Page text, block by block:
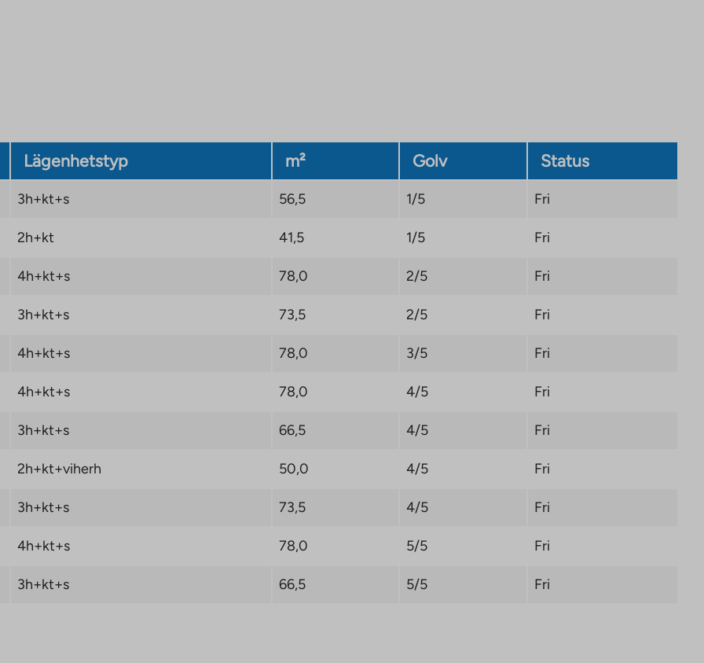
klubi
takes
to
Lägenhetstyp m² Golv Status
3h+kt+s 56,5 1/5 Fri
2h+kt 41,5 1/5 Fri
4h+kt+s 78,0 2/5 Fri
3h+kt+s 73,5 2/5 Fri
4h+kt+s 78,0 3/5 Fri
4h+kt+s 78,0 4/5 Fri
3h+kt+s 66,5 4/5 Fri
2h+kt+viherh 50,0 4/5 Fri
3h+kt+s 73,5 4/5 Fri
4h+kt+s 78,0 5/5 Fri
3h+kt+s 66,5 5/5 Fri